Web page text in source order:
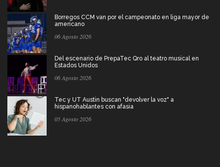
Borregos CCM van por el campeonato en liga mayor de
americano
06 Agosto 2026
Del escenario de PrepaTec Qro al teatro musical en
Estados Unidos
06 Agosto 2026
Tec y UT Austin buscan "devolver la voz" a
hispanohablantes con afasia
05 Agosto 2026